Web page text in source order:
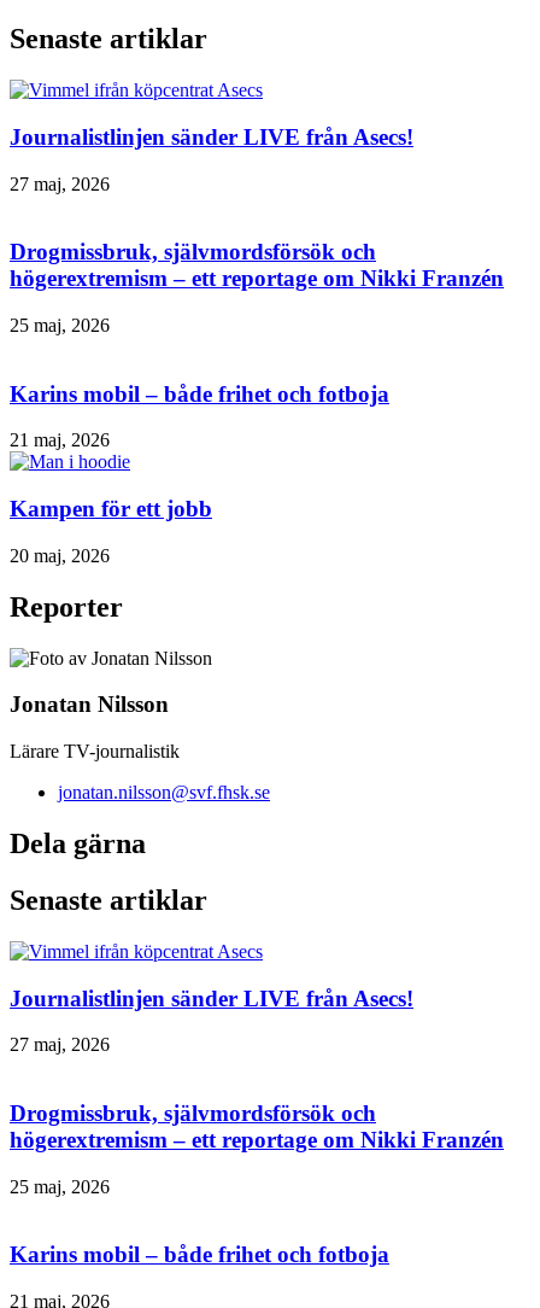
Senaste artiklar
Journalistlinjen sänder LIVE från Asecs!
27 maj, 2026
Drogmissbruk, självmordsförsök och
högerextremism – ett reportage om Nikki Franzén
25 maj, 2026
Karins mobil – både frihet och fotboja
21 maj, 2026
Kampen för ett jobb
20 maj, 2026
Reporter
Jonatan Nilsson
Lärare TV-journalistik
jonatan.nilsson@svf.fhsk.se
Dela gärna
Senaste artiklar
Journalistlinjen sänder LIVE från Asecs!
27 maj, 2026
Drogmissbruk, självmordsförsök och
högerextremism – ett reportage om Nikki Franzén
25 maj, 2026
Karins mobil – både frihet och fotboja
21 maj, 2026